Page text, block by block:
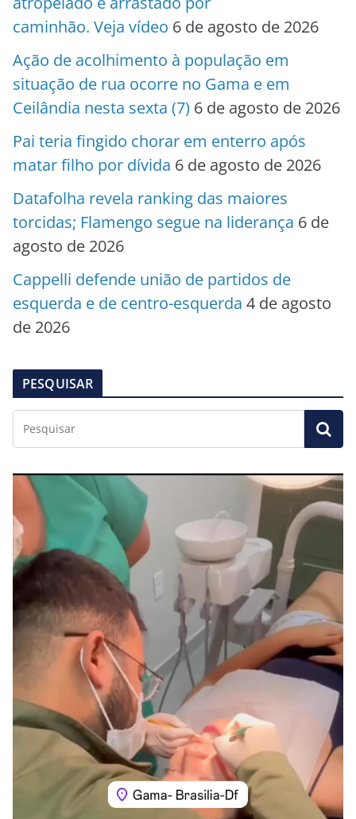
caminhão. Veja vídeo 6 de agosto de 2026
Ação de acolhimento à população em
situação de rua ocorre no Gama e em
Ceilândia nesta sexta (7) 6 de agosto de 2026
Pai teria fingido chorar em enterro após
matar filho por dívida 6 de agosto de 2026
Datafolha revela ranking das maiores
torcidas; Flamengo segue na liderança 6 de
agosto de 2026
Cappelli defende união de partidos de
esquerda e de centro-esquerda 4 de agosto
de 2026
PESQUISAR